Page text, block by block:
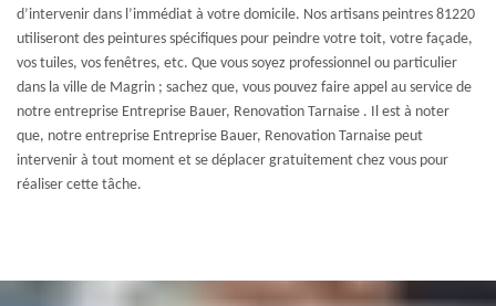
d’intervenir dans l’immédiat à votre domicile. Nos artisans peintres 81220
utiliseront des peintures spécifiques pour peindre votre toit, votre façade,
vos tuiles, vos fenêtres, etc. Que vous soyez professionnel ou particulier
dans la ville de Magrin ; sachez que, vous pouvez faire appel au service de
notre entreprise Entreprise Bauer, Renovation Tarnaise . Il est à noter
que, notre entreprise Entreprise Bauer, Renovation Tarnaise peut
intervenir à tout moment et se déplacer gratuitement chez vous pour
réaliser cette tâche.